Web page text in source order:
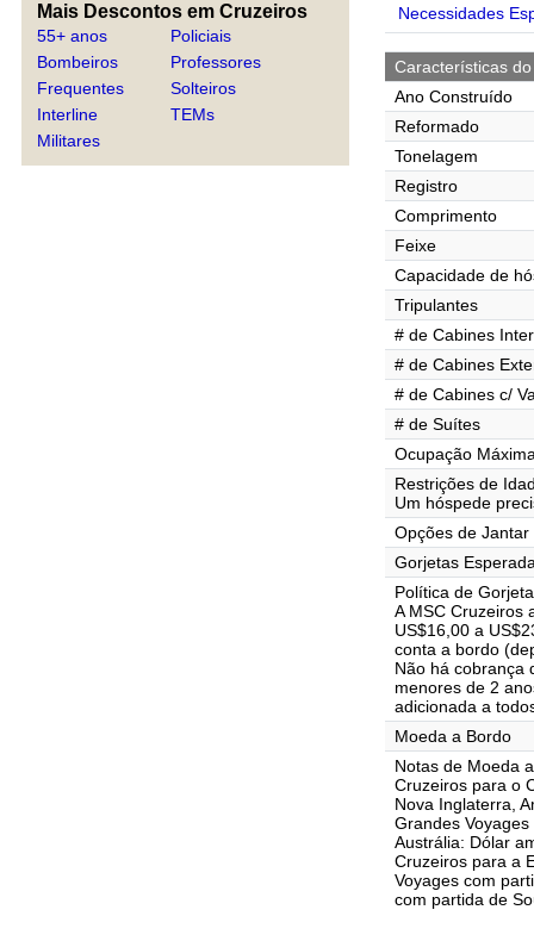
Mais Descontos em Cruzeiros
55+ anos
Bombeiros
Frequentes
Interline
Militares
Policiais
Professores
Solteiros
TEMs
Necessidades
Características
Ano Construído
Reformado
Tonelagem
Registro
Comprimento
Feixe
Capacidade de
Tripulantes
# de Cabines
# de Cabines
# de Cabines c/
# de Suítes
Ocupação
Restrições de
Um hóspede
Opções de Jantar
Gorjetas
Política de
A MSC Cruzeiros
US$16,00 a
conta a bordo
Não há cobrança
menores de 2
adicionada a
Moeda a Bordo
Notas de Moeda
Cruzeiros para o
Nova Inglaterra,
Grandes
Austrália: Dólar
Cruzeiros para a
Voyages com
com partida de